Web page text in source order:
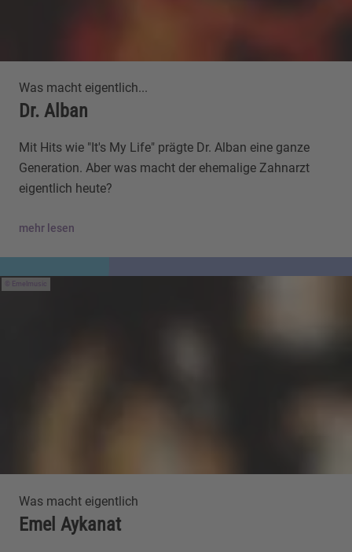
Was macht eigentlich...
Dr. Alban
Mit Hits wie "It's My Life" prägte Dr. Alban eine ganze
Generation. Aber was macht der ehemalige Zahnarzt
eigentlich heute?
mehr lesen
Emelmusic
Was macht eigentlich
Emel Aykanat